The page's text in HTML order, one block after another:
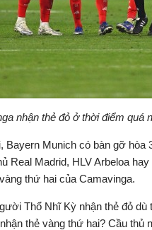
nhận thẻ đỏ ở thời điểm quá
Munich có bàn gỡ hòa
Real Madrid, HLV Arbeloa
thứ hai của Camavinga.
Thổ Nhĩ Kỳ nhận thẻ đỏ
thẻ vàng thứ hai? Cầu